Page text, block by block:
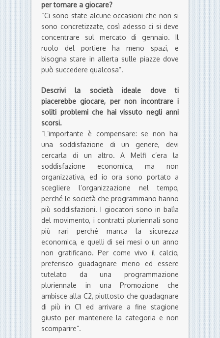
per tornare a giocare?
“Ci sono state alcune occasioni che non si
sono concretizzate, così adesso ci si deve
concentrare sul mercato di gennaio. Il
ruolo del portiere ha meno spazi, e
bisogna stare in allerta sulle piazze dove
può succedere qualcosa”.
Descrivi la società ideale dove ti
piacerebbe giocare, per non incontrare i
soliti problemi che hai vissuto negli anni
scorsi.
“L’importante è compensare: se non hai
una soddisfazione di un genere, devi
cercarla di un altro. A Melfi c’era la
soddisfazione economica, ma non
organizzativa, ed io ora sono portato a
scegliere l’organizzazione nel tempo,
perché le società che programmano hanno
più soddisfazioni. I giocatori sono in balìa
del movimento, i contratti pluriennali sono
più rari perché manca la sicurezza
economica, e quelli di sei mesi o un anno
non gratificano. Per come vivo il calcio,
preferisco guadagnare meno ed essere
tutelato da una programmazione
pluriennale in una Promozione che
ambisce alla C2, piuttosto che guadagnare
di più in C1 ed arrivare a fine stagione
giusto per mantenere la categoria e non
scomparire”.